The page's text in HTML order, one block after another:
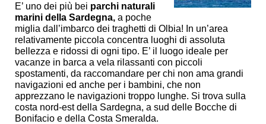
E’ uno dei più bei parchi naturali
marini della Sardegna, a poche
miglia dall’imbarco dei traghetti di Olbia! In un’area
relativamente piccola concentra luoghi di assoluta
bellezza e ridossi di ogni tipo. E’ il luogo ideale per
vacanze in barca a vela rilassanti con piccoli
spostamenti, da raccomandare per chi non ama grandi
navigazioni ed anche per i bambini, che non
apprezzano le navigazioni troppo lunghe. Si trova sulla
costa nord-est della Sardegna, a sud delle Bocche di
Bonifacio e della Costa Smeralda.